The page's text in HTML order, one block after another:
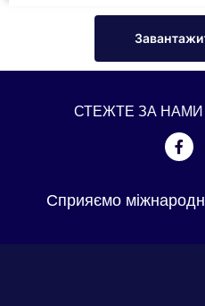
СТЕЖТЕ ЗА
Сприяємо